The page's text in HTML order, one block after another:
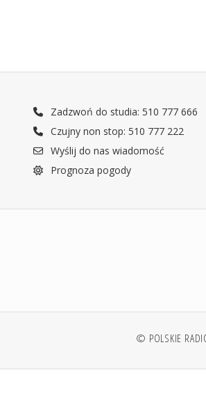
Zadzwoń do studia: 510 777 666
Czujny non stop: 510 777 222
Wyślij do nas wiadomość
Prognoza pogody
© POLSKIE